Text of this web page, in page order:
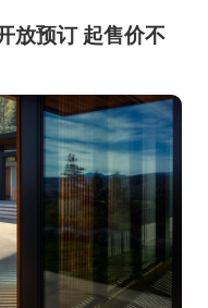
放预订 起售价不